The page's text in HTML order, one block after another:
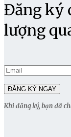
Đăng ký
lượng
Khi đăng ký, bạn đã